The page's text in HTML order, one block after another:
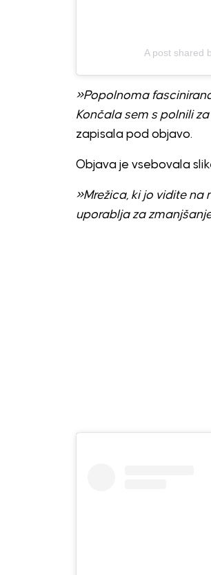
A post shared
»Popolnoma
Končala sem s polnili
zapisala pod objavo.
Objava je vsebovala
»Mrežica, ki jo vidite na
uporablja za